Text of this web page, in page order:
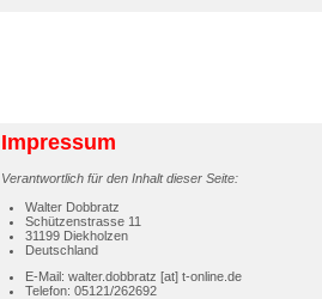
Impressum
Verantwortlich für den Inhalt dieser Seite:
Walter Dobbratz
Schützenstrasse 11
31199 Diekholzen
Deutschland
E-Mail: walter.dobbratz [at] t-online.de
Telefon: 05121/262692